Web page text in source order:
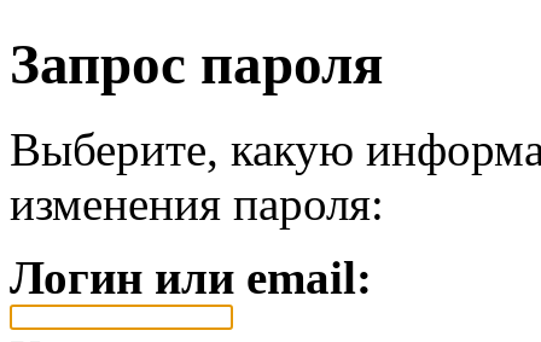
Запрос пароля
Выберите, какую
изменения пароля:
Логин или email: